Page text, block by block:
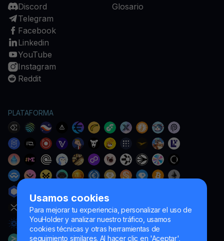
Usamos cookies
Para mejorar tu experiencia, personalizar el uso de
YouHolder y analizar nuestro tráfico, usamos
cookies técnicas y otras herramientas de
seguimiento similares. Al hacer clic en 'Aceptar',
Discord
Telegram
Facebook
Linkedin
YouTube
Instagram
Reddit
Glosario
PLATAFORMA